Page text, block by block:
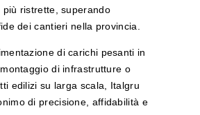
ristrette, superando
dei cantieri nella provincia.
di carichi pesanti in
di infrastrutture o
edilizi su larga scala, Italgru
di precisione, affidabilità e